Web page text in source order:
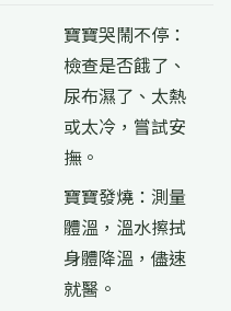
寶寶哭鬧不停：
檢查是否餓了、
尿布濕了、太熱
或太冷，嘗試安
撫。
寶寶發燒：測量
體溫，溫水擦拭
身體降溫，儘速
就醫。